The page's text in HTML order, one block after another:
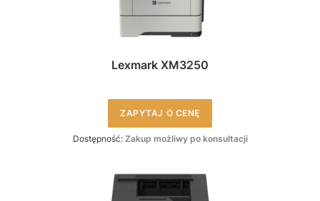
Lexmark XM3250
ZAPYTAJ O CENĘ
Dostępność: Zakup możliwy po konsultacji